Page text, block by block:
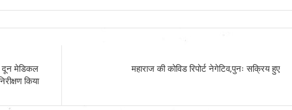
दून मेडिकल
किया
महाराज की कोविड रिपोर्ट नेगेटिव,पुनः सक्रिय हुए